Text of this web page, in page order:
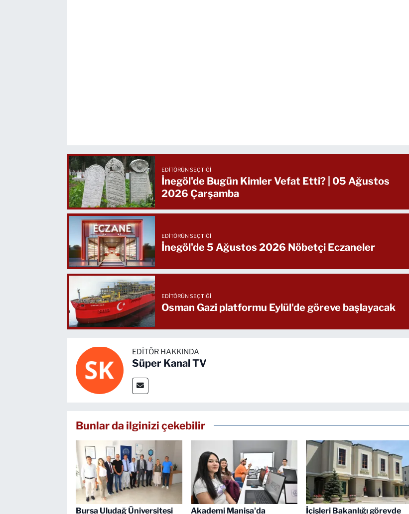
EDITÖRÜN SEÇTIĞI
İnegöl'de Bugün Kimler Vefat Etti? | 05 Ağustos
2026 Çarşamba
EDITÖRÜN SEÇTIĞI
İnegöl'de 5 Ağustos 2026 Nöbetçi Eczaneler
EDITÖRÜN SEÇTIĞI
Osman Gazi platformu Eylül'de göreve başlayacak
EDITÖR HAKKINDA
Süper Kanal TV
Bunlar da ilginizi çekebilir
Bursa Uludağ Üniversitesi Akademi Manisa'da İçişleri Bakanlığı görevde